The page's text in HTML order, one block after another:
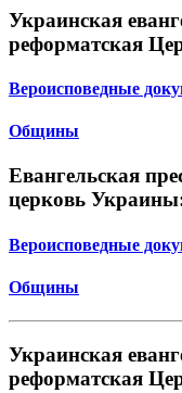
Украинская
реформатская
Вероисповедные
Общины
Евангельская
церковь
Вероисповедные
Общины
Украинская
реформатская